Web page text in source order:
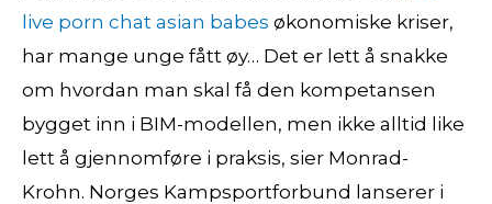
live porn chat asian babes økonomiske kriser,
har mange unge fått øy… Det er lett å snakke
om hvordan man skal få den kompetansen
bygget inn i BIM-modellen, men ikke alltid like
lett å gjennomføre i praksis, sier Monrad-
Krohn. Norges Kampsportforbund lanserer i